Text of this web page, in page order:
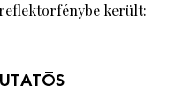
került: